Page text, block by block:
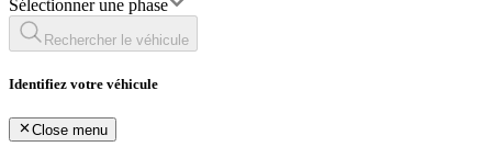
Sélectionner une phase
Rechercher le véhicule
Identifiez votre véhicule
Close menu